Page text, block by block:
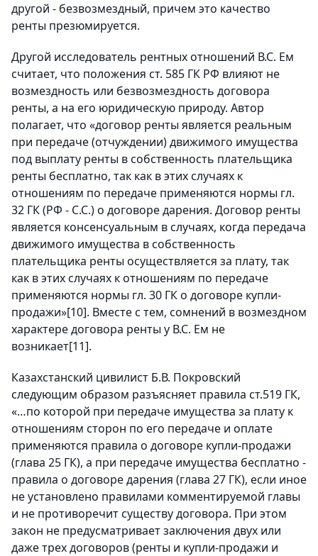
другой - безвозмездный, причем это качество
ренты презюмируется.
Другой исследователь рентных отношений В.С. Ем
считает, что положения ст. 585 ГК РФ влияют не
возмездность или безвозмездность договора
ренты, а на его юридическую природу. Автор
полагает, что «договор ренты является реальным
при передаче (отчуждении) движимого имущества
под выплату ренты в собственность плательщика
ренты бесплатно, так как в этих случаях к
отношениям по передаче применяются нормы гл.
32 ГК (РФ - С.С.) о договоре дарения. Договор ренты
является консенсуальным в случаях, когда передача
движимого имущества в собственность
плательщика ренты осуществляется за плату, так
как в этих случаях к отношениям по передаче
применяются нормы гл. 30 ГК о договоре купли-
продажи»[10]. Вместе с тем, сомнений в возмездном
характере договора ренты у В.С. Ем не
возникает[11].
Казахстанский цивилист Б.В. Покровский
следующим образом разъясняет правила ст.519 ГК,
«…по которой при передаче имущества за плату к
отношениям сторон по его передаче и оплате
применяются правила о договоре купли-продажи
(глава 25 ГК), а при передаче имущества бесплатно -
правила о договоре дарения (глава 27 ГК), если иное
не установлено правилами комментируемой главы
и не противоречит существу договора. При этом
закон не предусматривает заключения двух или
даже трех договоров (ренты и купли-продажи и